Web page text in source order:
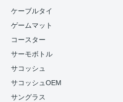
ケーブルタイ
ゲームマット
コースター
サーモボトル
サコッシュ
サコッシュOEM
サングラス